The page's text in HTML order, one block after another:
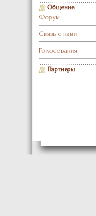
Общение
Форум
Связь с нами
Голосования
Партнеры